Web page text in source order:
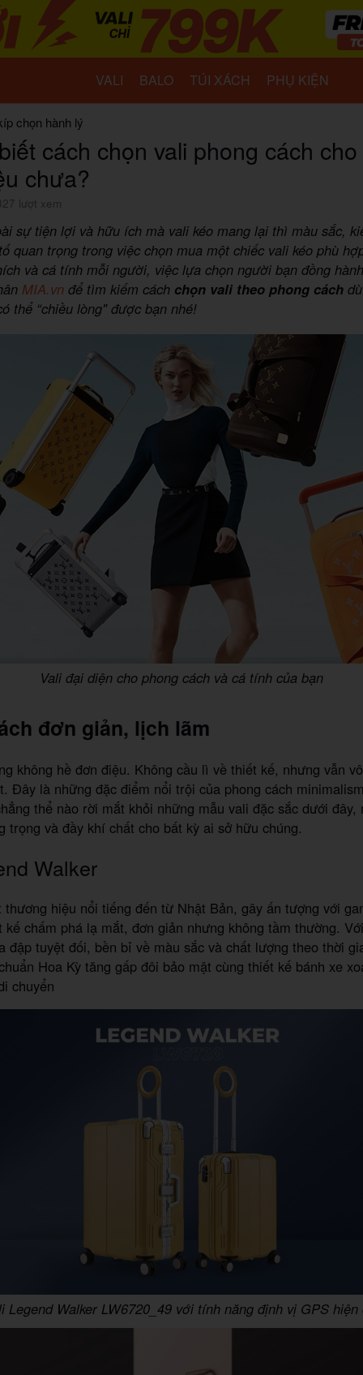
VALI BALO TÚI XÁCH PHỤ KIỆN
chọn hành lý
cách chọn vali phong cách
chưa?
lượt xem
sự tiện lợi và hữu ích mà vali kéo mang lại thì màu sắc,
quan trọng trong việc chọn mua một chiếc vali kéo phù
và cá tính mỗi người, việc lựa chọn người bạn đồng
MIA.vn để tìm kiếm cách chọn vali theo phong cách
thể “chiều lòng" được bạn nhé!
Vali đại diện cho phong cách và cá tính của bạn
đơn giản, lịch lãm
không hề đơn điệu. Không cầu lì về thiết kế, nhưng vẫn
Đây là những đặc điểm nổi trội của phong cách
thể nào rời mắt khỏi những mẫu vali đặc sắc dưới đây,
trọng và đầy khí chất cho bất kỳ ai sở hữu chúng.
Walker
thương hiệu nổi tiếng đến từ Nhật Bản, gây ấn tượng với
kế chấm phá lạ mắt, đơn giản nhưng không tầm thường.
đập tuyệt đối, bền bỉ về màu sắc và chất lượng theo thời
Hoa Kỳ tăng gấp đôi bảo mật cùng thiết kế bánh xe
chuyển
Legend Walker LW6720_49 với tính năng định vị GPS hiện